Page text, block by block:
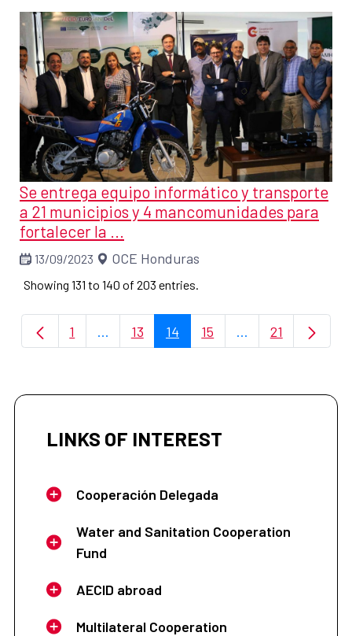
Se entrega equipo informático y transporte
a 21 municipios y 4 mancomunidades para
fortalecer la ...
13/09/2023 OCE Honduras
Showing 131 to 140 of 203 entries.
Page
1 ...Intermediate Pages Use TAB to navigate.
Page
13 Page
14 Page
15 ...Intermediate
Page
21
LINKS OF INTEREST
Cooperación Delegada
Water and Sanitation Cooperation
Fund
AECID abroad
Multilateral Cooperation